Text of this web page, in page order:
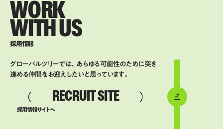
WORK
WITH US
採用情報
グローバルツリーでは、あらゆる可能性のために突き
進める仲間をお迎えしたいと思っています。
RECRUIT SITE
採用情報サイトへ